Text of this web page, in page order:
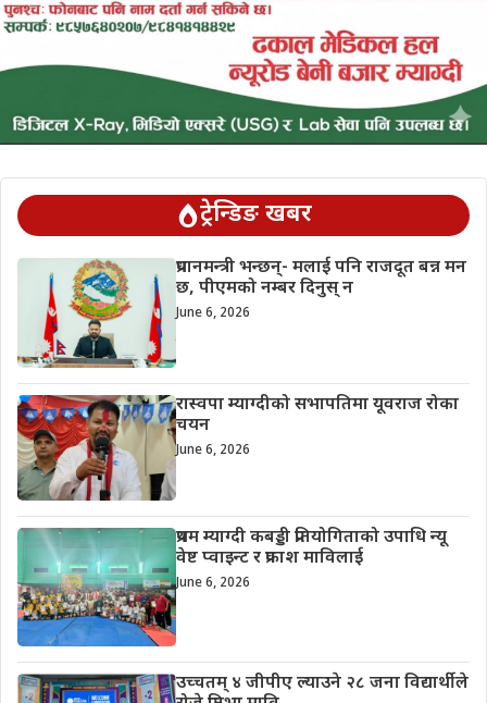
ट्रेन्डिङ खबर
प्रधानमन्त्री भन्छन्- मलाई पनि राजदूत बन्न मन
छ, पीएमको नम्बर दिनुस् न
June 6, 2026
रास्वपा म्याग्दीको सभापतिमा यूवराज रोका
चयन
June 6, 2026
प्रथम म्याग्दी कबड्डी प्रतियोगिताको उपाधि न्यू
वेष्ट प्वाइन्ट र प्रकाश माविलाई
June 6, 2026
उच्चतम् ४ जीपीए ल्याउने २८ जना विद्यार्थीले